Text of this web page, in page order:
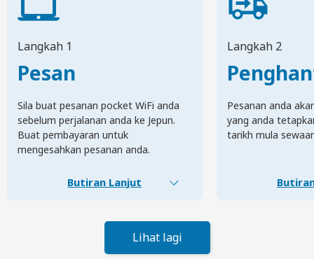
Langkah 1
Pesan
Sila buat pesanan pocket WiFi anda
sebelum perjalanan anda ke Jepun.
Buat pembayaran untuk
mengesahkan pesanan anda.
Butiran Lanjut
Langkah 2
Pesanan anda
yang anda
tarikh mula
Lihat lagi